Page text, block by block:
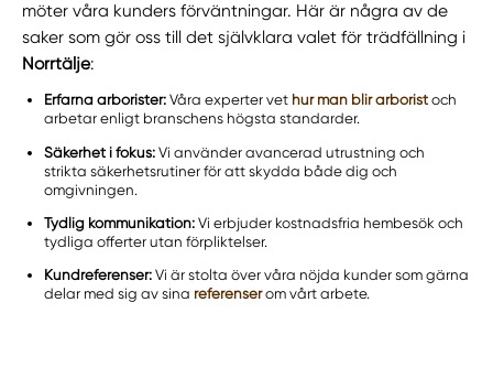
möter våra kunders förväntningar. Här är några av de
saker som gör oss till det självklara valet för trädfällning i
Norrtälje:
Erfarna arborister: Våra experter vet hur man blir arborist och
arbetar enligt branschens högsta standarder.
Säkerhet i fokus: Vi använder avancerad utrustning och
strikta säkerhetsrutiner för att skydda både dig och
omgivningen.
Tydlig kommunikation: Vi erbjuder kostnadsfria hembesök och
tydliga offerter utan förpliktelser.
Kundreferenser: Vi är stolta över våra nöjda kunder som gärna
delar med sig av sina referenserom vårt arbete.